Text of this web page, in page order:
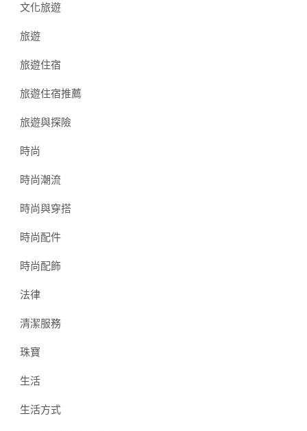
文化旅遊
旅遊
旅遊住宿
旅遊住宿推薦
旅遊與探險
時尚
時尚潮流
時尚與穿搭
時尚配件
時尚配飾
法律
清潔服務
珠寶
生活
生活方式